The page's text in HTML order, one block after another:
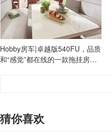
Hobby房车|卓越版540FU，品质
和“感觉”都在线的一款拖挂房
猜你喜欢